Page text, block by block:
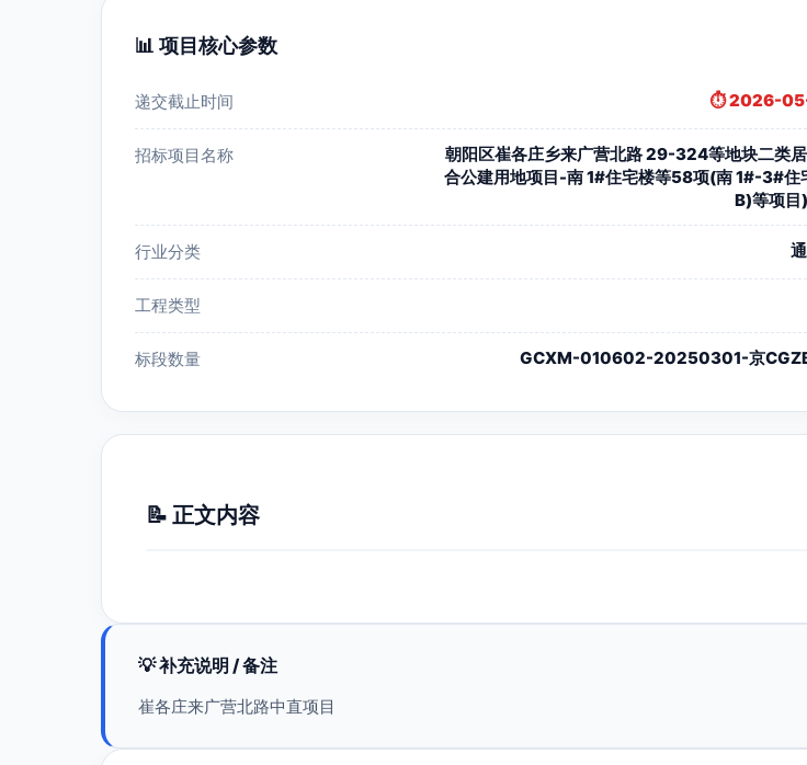
📊 项目核心参数
递交截止时间 ⏱️ 2026-
招标项目名称
朝阳区崔各庄乡来广营北路 29-324等地块二类
合公建用地项目-南 1#住宅楼等58项(南 1#-3#住
B)等项
行业分类
工程类型
标段数量 GCXM-010602-20250301-京
📝 正文内容
💡 补充说明 / 备注
崔各庄来广营北路中直项目